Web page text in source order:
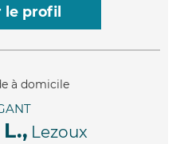
profil
Lezoux